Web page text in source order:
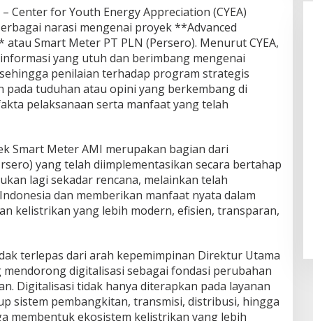
Center for Youth Energy Appreciation (CYEA)
narasi mengenai proyek **Advanced
Smart Meter PT PLN (Persero). Menurut CYEA,
yang utuh dan berimbang mengenai
penilaian terhadap program strategis
pada tuduhan atau opini yang berkembang di
pelaksanaan serta manfaat yang telah
Smart Meter AMI merupakan bagian dari
yang telah diimplementasikan secara bertahap
lagi sekadar rencana, melainkan telah
dan memberikan manfaat nyata dalam
kelistrikan yang lebih modern, efisien, transparan,
terlepas dari arah kepemimpinan Direktur Utama
mendorong digitalisasi sebagai fondasi perubahan
Digitalisasi tidak hanya diterapkan pada layanan
sistem pembangkitan, transmisi, distribusi, hingga
membentuk ekosistem kelistrikan yang lebih
Skandal Pabrik Kasur Sampali
Mengguncang, Bupati Deli
Serdang Didesak Bertindak Tegas!